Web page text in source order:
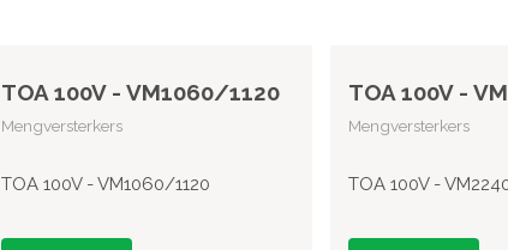
TOA 100V - VM1060/1120
Mengversterkers
TOA 100V - VM1060/1120
TOA 100V -
Mengversterkers
TOA 100V -